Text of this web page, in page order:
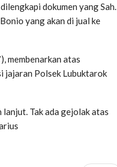
dokumen yang Sah.
yang akan di jual ke
membenarkan atas
jajaran Polsek Lubuktarok
Tak ada gejolak atas